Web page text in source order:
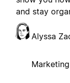
and stay
Alyssa
Marketing